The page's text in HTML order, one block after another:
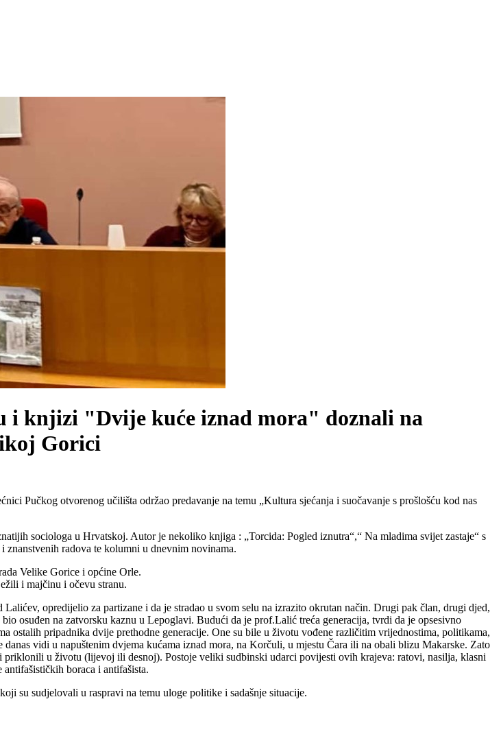
i knjizi "Dvije kuće iznad mora" doznali na
Gorici
Pučkog otvorenog učilišta održao predavanje na temu „Kultura sjećanja i suočavanje s prošlošću kod nas
sociologa u Hrvatskoj. Autor je nekoliko knjiga : „Torcida: Pogled iznutra“,“ Na mladima svijet zastaje“ s
znanstvenih radova te kolumni u dnevnim novinama.
Velike Gorice i općine Orle.
i majčinu i očevu stranu.
opredijelio za partizane i da je stradao u svom selu na izrazito okrutan način. Drugi pak član, drugi djed,
osuđen na zatvorsku kaznu u Lepoglavi. Budući da je prof.Lalić treća generacija, tvrdi da je opsesivno
ostalih pripadnika dvije prethodne generacije. One su bile u životu vođene različitim vrijednostima, politikama,
vidi u napuštenim dvjema kućama iznad mora, na Korčuli, u mjestu Čara ili na obali blizu Makarske. Zato
priklonili u životu (lijevoj ili desnoj). Postoje veliki sudbinski udarci povijesti ovih krajeva: ratovi, nasilja, klasni
boraca i antifašista.
su sudjelovali u raspravi na temu uloge politike i sadašnje situacije.